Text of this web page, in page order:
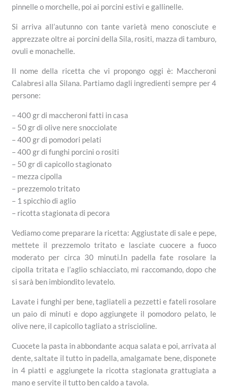
pinnelle o morchelle, poi ai porcini estivi e gallinelle.
Si arriva all’autunno con tante varietà meno conosciute e
apprezzate oltre ai porcini della Sila, rositi, mazza di tamburo,
ovuli e monachelle.
Il nome della ricetta che vi propongo oggi è: Maccheroni
Calabresi alla Silana. Partiamo dagli ingredienti sempre per 4
persone:
– 400 gr di maccheroni fatti in casa
– 50 gr di olive nere snocciolate
– 400 gr di pomodori pelati
– 400 gr di funghi porcini o rositi
– 50 gr di capicollo stagionato
– mezza cipolla
– prezzemolo tritato
– 1 spicchio di aglio
– ricotta stagionata di pecora
Vediamo come preparare la ricetta: Aggiustate di sale e pepe,
mettete il prezzemolo tritato e lasciate cuocere a fuoco
moderato per circa 30 minuti.In padella fate rosolare la
cipolla tritata e l’aglio schiacciato, mi raccomando, dopo che
si sarà ben imbiondito levatelo.
Lavate i funghi per bene, tagliateli a pezzetti e fateli rosolare
un paio di minuti e dopo aggiungete il pomodoro pelato, le
olive nere, il capicollo tagliato a striscioline.
Cuocete la pasta in abbondante acqua salata e poi, arrivata al
dente, saltate il tutto in padella, amalgamate bene, disponete
in 4 piatti e aggiungete la ricotta stagionata grattugiata a
mano e servite il tutto ben caldo a tavola.